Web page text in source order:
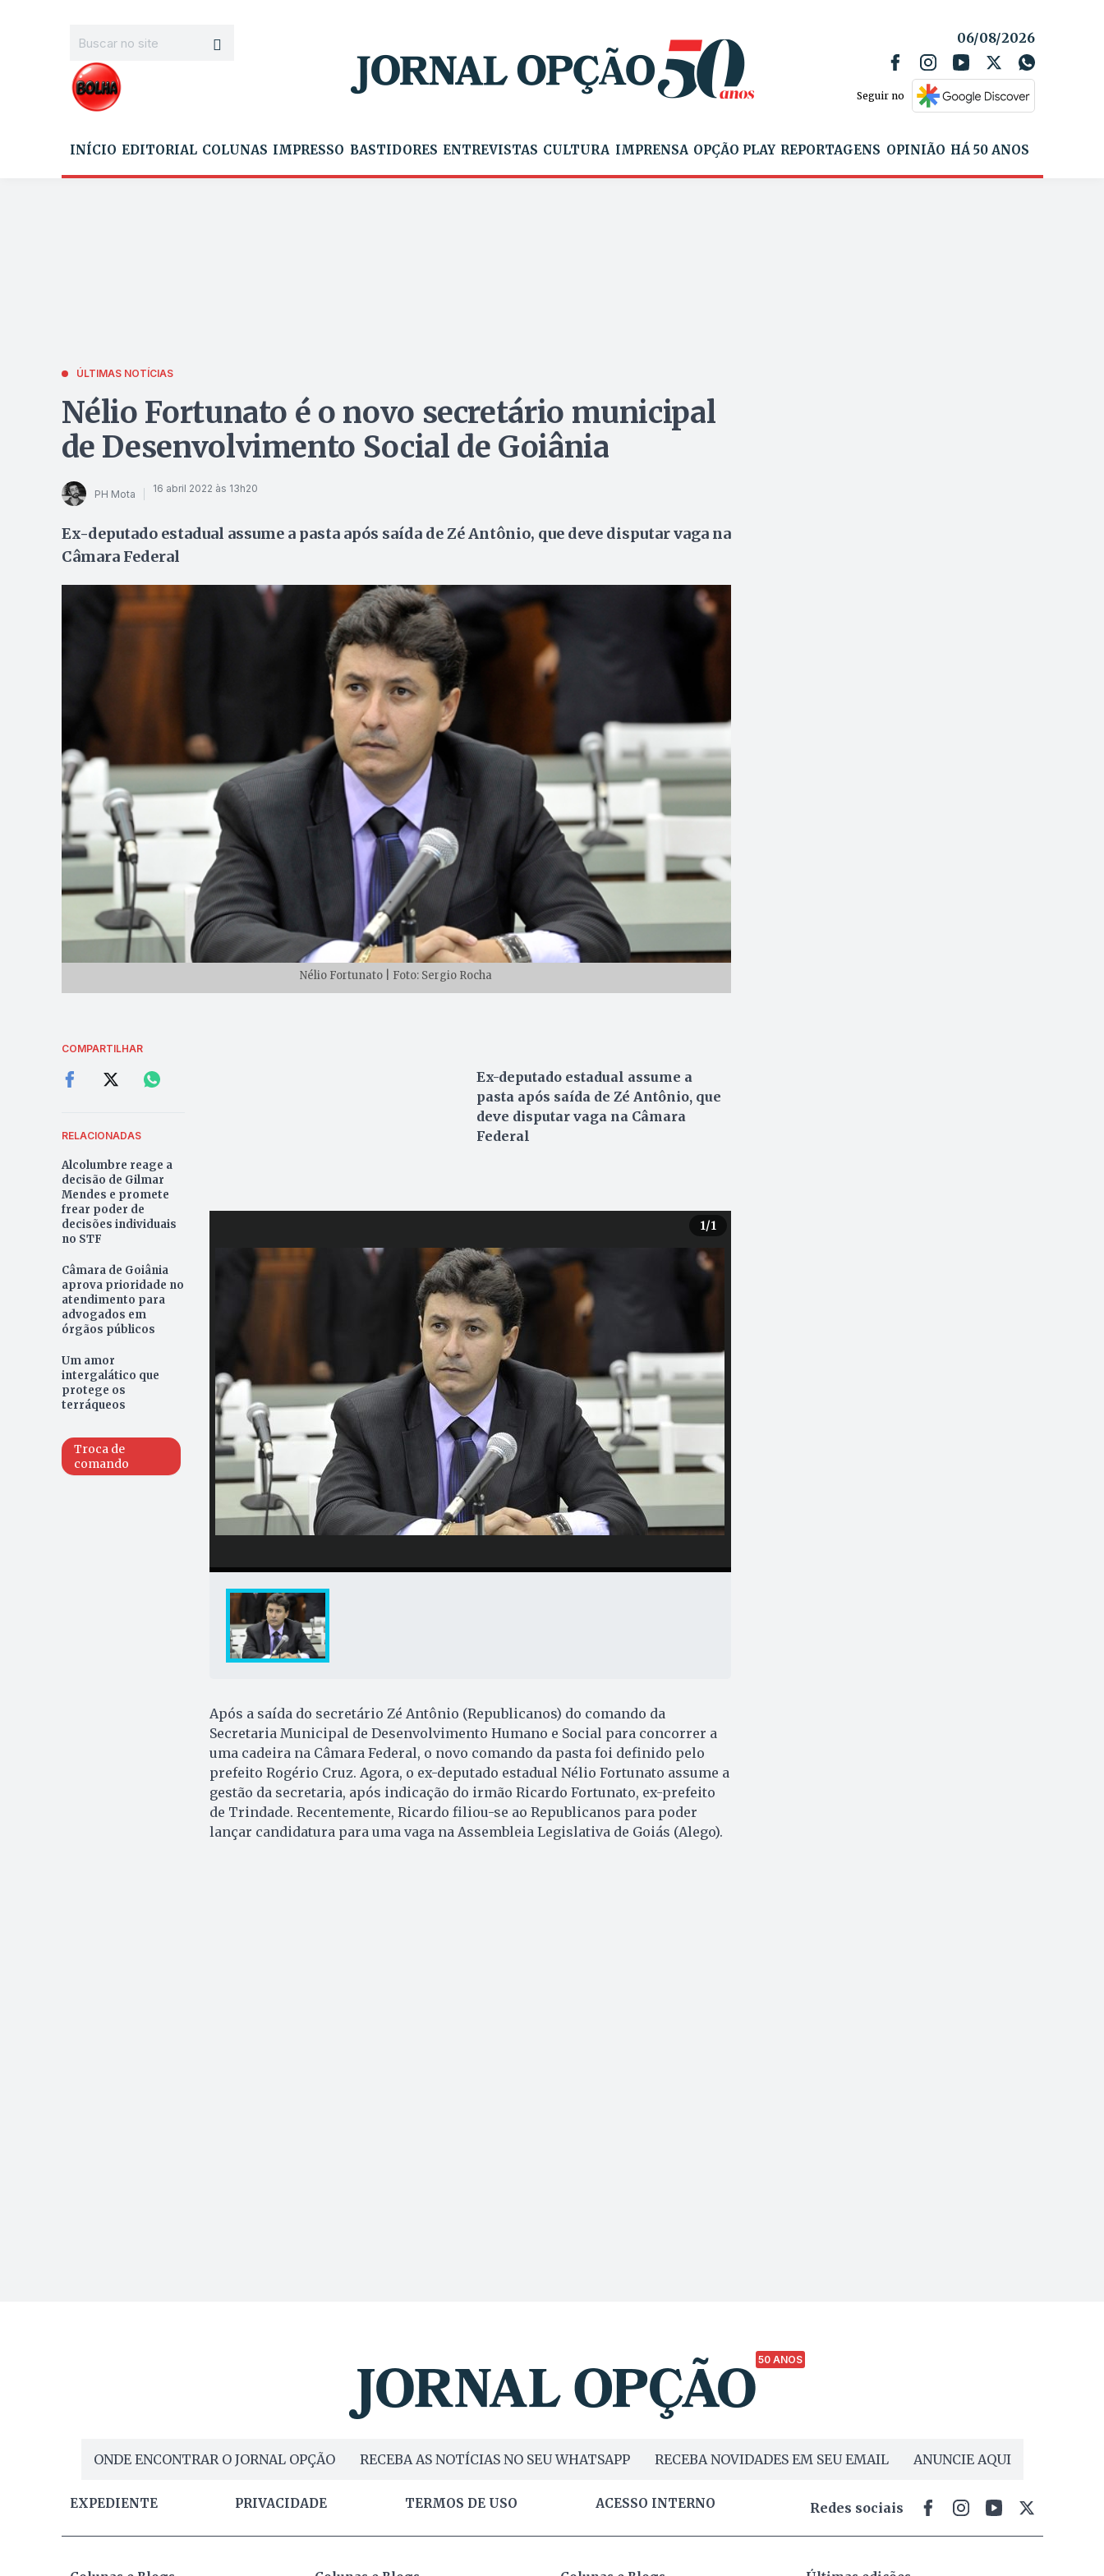
06/08/2026
Seguir no
INÍCIO EDITORIAL COLUNAS IMPRESSO BASTIDORES ENTREVISTAS CULTURA IMPRENSA OPÇÃO PLAY REPORTAGENS OPINIÃO HÁ 50 ANOS
ÚLTIMAS NOTÍCIAS
Nélio Fortunato é o novo secretário municipal
de Desenvolvimento Social de Goiânia
PH Mota 16 abril 2022 às 13h20
Ex-deputado estadual assume a pasta após saída de Zé Antônio, que deve disputar vaga na
Câmara Federal
Nélio Fortunato | Foto: Sergio Rocha
COMPARTILHAR
RELACIONADAS
Alcolumbre reage a
decisão de Gilmar
Mendes e promete
frear poder de
decisões individuais
no STF
Câmara de Goiânia
aprova prioridade no
atendimento para
advogados em
órgãos públicos
Um amor
intergalático que
protege os
terráqueos
Troca de
comando
Ex-deputado estadual assume a
pasta após saída de Zé Antônio, que
deve disputar vaga na Câmara
Federal
1/1
Após a saída do secretário Zé Antônio (Republicanos) do comando da
Secretaria Municipal de Desenvolvimento Humano e Social para concorrer a
uma cadeira na Câmara Federal, o novo comando da pasta foi definido pelo
prefeito Rogério Cruz. Agora, o ex-deputado estadual Nélio Fortunato assume a
gestão da secretaria, após indicação do irmão Ricardo Fortunato, ex-prefeito
de Trindade. Recentemente, Ricardo filiou-se ao Republicanos para poder
lançar candidatura para uma vaga na Assembleia Legislativa de Goiás (Alego).
50 ANOS
ONDE ENCONTRAR O JORNAL OPÇÃO RECEBA AS NOTÍCIAS NO SEU WHATSAPP RECEBA NOVIDADES EM SEU EMAIL ANUNCIE AQUI
EXPEDIENTE PRIVACIDADE TERMOS DE USO ACESSO INTERNO Redes sociais